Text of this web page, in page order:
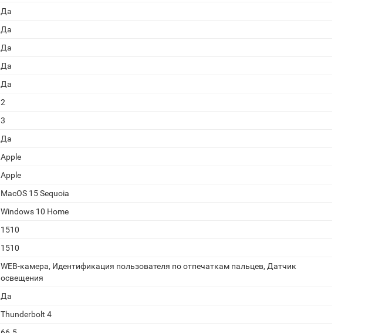
Да
Да
Да
Да
Да
2
3
Да
Apple
Apple
MacOS 15 Sequoia
Windows 10 Home
1510
1510
WEB-камера, Идентификация пользователя по отпечаткам пальцев, Датчик
освещения
Да
Thunderbolt 4